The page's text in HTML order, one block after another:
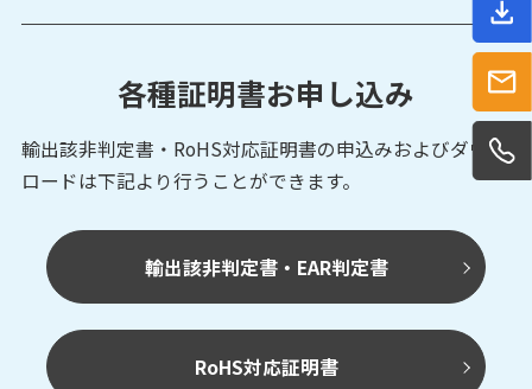
各種証明書お申し込み
輸出該非判定書・RoHS対応証明書の申込みおよびダウン
ロードは下記より行うことができます。
輸出該非判定書・EAR判定書
RoHS対応証明書